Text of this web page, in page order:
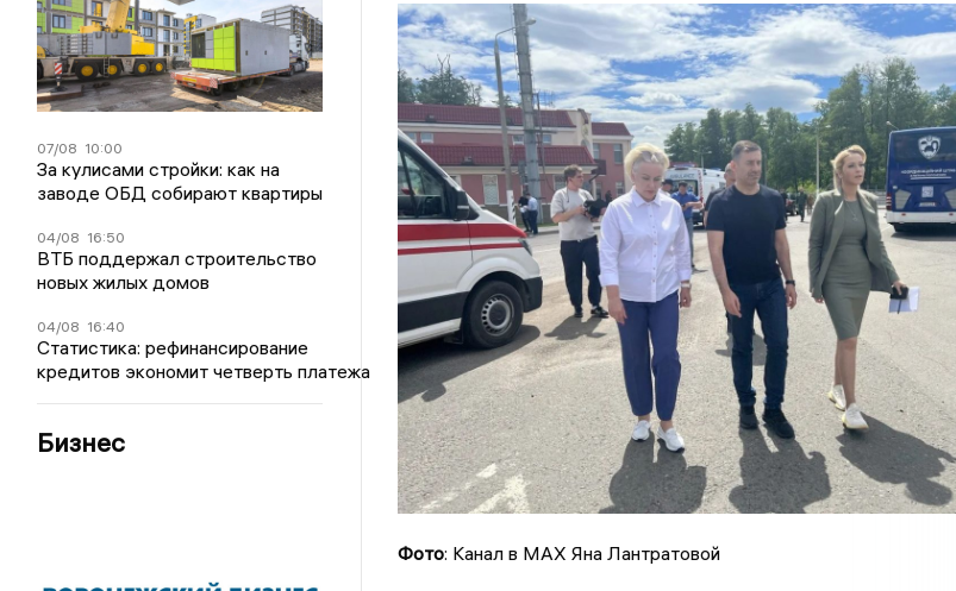
07/08 10:00
За кулисами стройки: как на
заводе ОБД собирают квартиры
04/08 16:50
ВТБ поддержал строительство
новых жилых домов
04/08 16:40
Статистика: рефинансирование
кредитов экономит четверть платежа
Бизнес
Фото: Канал в MAX Яна Лантратовой